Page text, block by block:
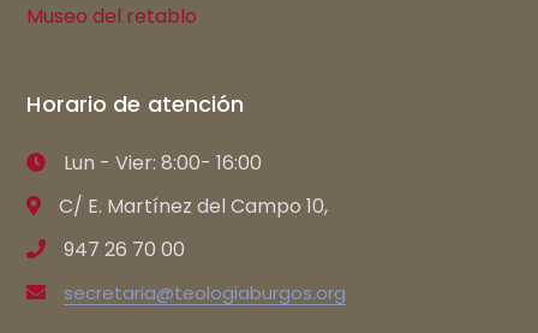
Museo del retablo
Horario de atención
Lun - Vier: 8:00- 16:00
C/ E. Martínez del Campo 10,
947 26 70 00
secretaria@teologiaburgos.org